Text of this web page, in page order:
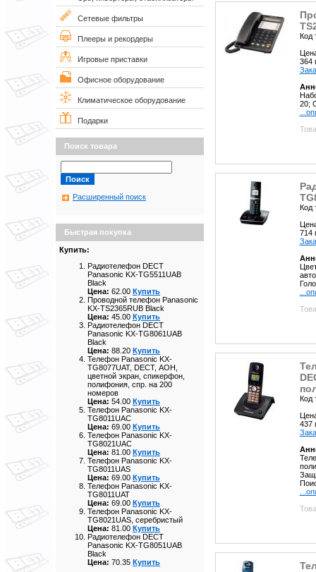
Сетевые фильтры
Плееры и рекордеры
Игровые приставки
Офисное оборудование
Климатическое оборудование
Подарки
Поиск товара
Расширенный поиск
Быстрая покупка
Купить:
Радиотелефон DECT
Panasonic KX-TG5511UAB
Black
Цена: 62.00 Купить
Проводной телефон Panasonic
KX-TS2365RUB Black
Цена: 45.00 Купить
Радиотелефон DECT
Panasonic KX-TG8061UAB
Black
Цена: 88.20 Купить
Телефон Panasonic KX-
TG8077UAT, DECT, АОН,
цветной экран, спикерфон,
полифония, спр. на 200
номеров
Цена: 54.00 Купить
Телефон Panasonic KX-
TG8011UAC
Цена: 69.00 Купить
Телефон Panasonic KX-
TG8021UAC
Цена: 81.00 Купить
Телефон Panasonic KX-
TG8011UAS
Цена: 69.00 Купить
Телефон Panasonic KX-
TG8011UAT
Цена: 69.00 Купить
Телефон Panasonic KX-
TG8021UAS, серебристый
Цена: 81.00 Купить
Радиотелефон DECT
Panasonic KX-TG8051UAB
Black
Цена: 70.35 Купить
Код
364
20;
Код
714
Код
437